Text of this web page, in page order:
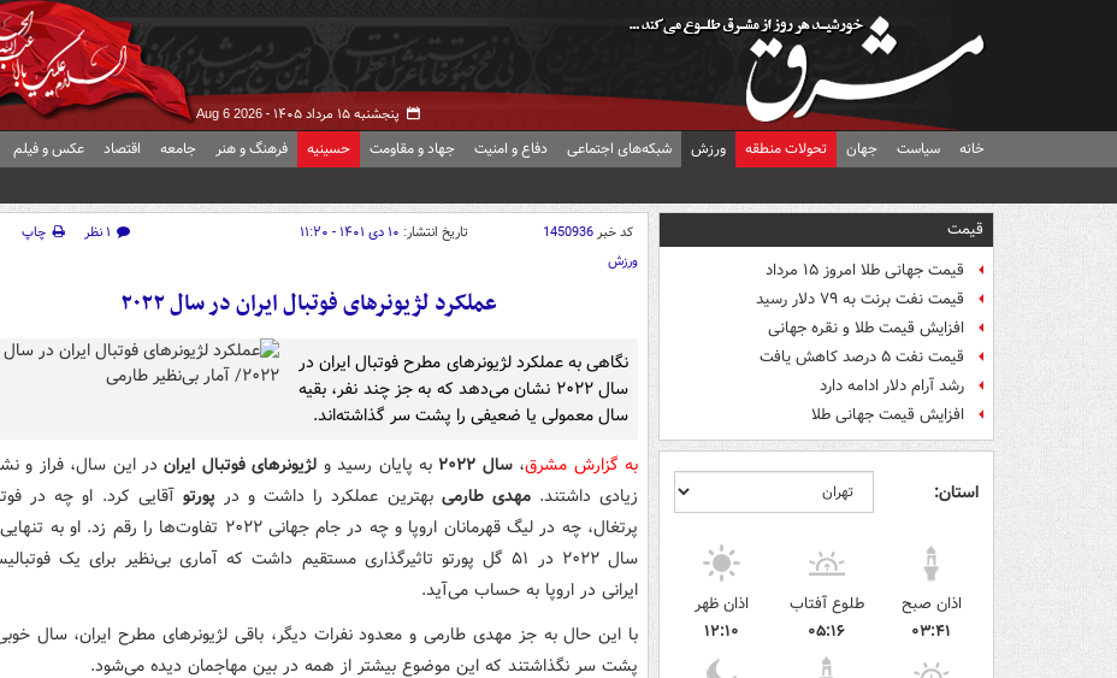
پنجشنبه ۱۵ مرداد ۱۴۰۵ - Aug 6 2026
خانه سیاست جهان تحولات منطقه ورزش شبکه‌های اجتماعی دفاع و امنیت جهاد و مقاومت حسینیه فرهنگ و هنر جامعه اقتصاد عکس و فیلم
قیمت
قیمت جهانی طلا امروز ۱۵ مرداد
قیمت نفت برنت به ۷۹ دلار رسید
افزایش قیمت طلا و نقره جهانی
قیمت نفت ۵ درصد کاهش یافت
رشد آرام دلار ادامه دارد
افزایش قیمت جهانی طلا
استان:
اذان صبح
۰۳:۴۱
طلوع آفتاب
۰۵:۱۶
اذان ظهر
۱۲:۱۰
کد خبر1450936 تاریخ انتشار: ۱۰ دی ۱۴۰۱ - ۱۱:۲۰ ۱ نظر
چاپ
ورزش
عملکرد لژیونرهای فوتبال ایران در سال ۲۰۲۲
نگاهی به عملکرد لژیونرهای مطرح فوتبال ایران در
سال ۲۰۲۲ نشان می‌دهد که به جز چند نفر، بقیه
سال معمولی یا ضعیفی را پشت سر گذاشته‌اند.
به گزارش مشرق،سال ۲۰۲۲ به پایان رسید و لژیونرهای فوتبال ایران در این سال، فراز و
زیادی داشتند.مهدی طارمیبهترین عملکرد را داشت و در پورتوآقایی کرد. او چه در
پرتغال، چه در لیگ قهرمانان اروپا و چه در جام جهانی ۲۰۲۲ تفاوت‌ها را رقم زد. او به
سال ۲۰۲۲ در ۵۱ گل پورتو تاثیرگذاری مستقیم داشت که آماری بی‌نظیر برای یک
ایرانی در اروپا به حساب می‌آید.
با این حال به جز مهدی طارمی و معدود نفرات دیگر، باقی لژیونرهای مطرح ایران، سال
پشت سر نگذاشتند که این موضوع بیشتر از همه در بین مهاجمان دیده می‌شود.